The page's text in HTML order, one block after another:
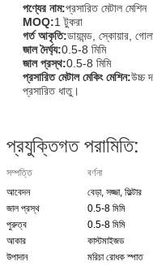
পণ্যের নাম:প্রসারিত মেটাল মেশিন
MOQ:1 টুকরা
গর্ত আকৃতি:ডায়মন্ড, স্কোয়ার,
জাল দৈর্ঘ্য:0.5-8 মিমি
জাল প্রস্থ:0.5-8 মিমি
প্রসারিত মেটাল মেকিং মেশিন:উচ্চ
প্রসারিত ধাতু।
প্রযুক্তিগত পরামিতি:
সম্পত্তি
বর্ণনা
আবেদন
বেড়া, সজ্জা, ফিল্টার
জাল প্রস্থ
0.5-8 মিমি
পুরুত্ব
0.5-8 মিমি
আকার
কাস্টমাইজড
উপাদান
মরিচা রোধক স্পাত